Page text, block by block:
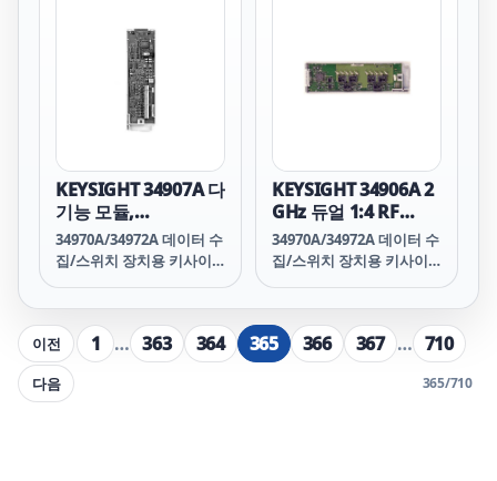
1와이어 입력을 스위칭합
니다. 전류를 제외한 모든 2
지로부터 격리되며 최대
300 V까지 플로팅할 수 있
습니다.
KEYSIGHT 34907A 다
기능 모듈,
34970A/34972A용
34970A/34972A 데이터 수
집/스위치 장치용 키사이
연성을 제공합니다. 두 개
의 8비트 디지털 입력 및 출
력 포트, 100 kHz 게이트형
토탈라이저, 두 개의 ±12V
아날로그 출력이 모두 하나
KEYSIGHT 34906A 2
GHz 듀얼 1:4 RF
Mux, 75옴 모듈,
34970A/34972A용
34970A/34972A 데이터 수
집/스위치 장치용 키사이
신호에 대한 광대역 스위칭
기능을 제공합니다. 테스트
중인 디바이스와 신호 생성
기, 오실로스코프, 스펙트
이전 1 … 363 364 365 366 367 … 710
다음 365/710